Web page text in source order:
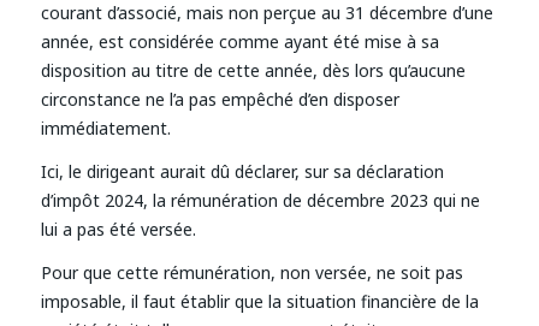
courant d’associé, mais non perçue au 31 décembre d’une
année, est considérée comme ayant été mise à sa
disposition au titre de cette année, dès lors qu’aucune
circonstance ne l’a pas empêché d’en disposer
immédiatement.
Ici, le dirigeant aurait dû déclarer, sur sa déclaration
d’impôt 2024, la rémunération de décembre 2023 qui ne
lui a pas été versée.
Pour que cette rémunération, non versée, ne soit pas
imposable, il faut établir que la situation financière de la